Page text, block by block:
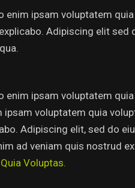
enim ipsam voluptatem
Adipiscing elit
enim ipsam voluptatem
ipsam voluptatem quia
Adipiscing elit, sed do
ad veniam quis nostrud
Voluptas.